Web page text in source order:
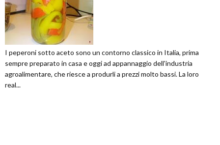
I peperoni sotto aceto sono un contorno classico in Italia, prima
sempre preparato in casa e oggi ad appannaggio dell'industria
agroalimentare, che riesce a produrli a prezzi molto bassi. La loro
real...